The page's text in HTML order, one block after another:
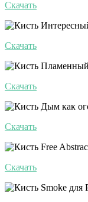
Скачать
Скачать
Скачать
Скачать
Скачать